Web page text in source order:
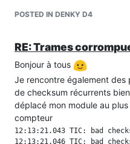
  },
    "NGTF": "TEMPO",
    "EAST": 14538407,
    "EASF01": 12734205,
    "EASF02": 1714927,
    "EASF04": 38258,
    "EASF05": 15195,
    "EASF07": 0,
    "EASF09": 0,
POSTED IN DENKY D4
RE: Trames
Bonjour à tous
Je rencontre également des
de checksum récurrents
déplacé mon module au
compteur
12:13:21.043 TIC: bad
12:13:21.046 TIC: bad